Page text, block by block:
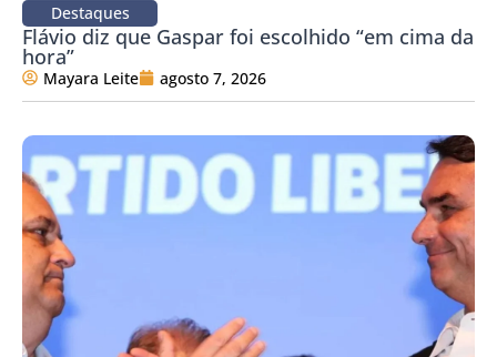
Destaques
Flávio diz que Gaspar foi escolhido “em cima da
hora”
Mayara Leite agosto 7, 2026